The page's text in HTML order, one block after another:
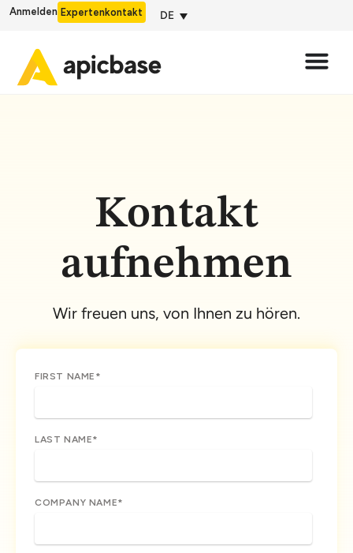
Anmelden Expertenkontakt DE
Kontakt
aufnehmen
Wir freuen uns, von Ihnen zu hören.
FIRST NAME *
LAST NAME*
COMPANY NAME*